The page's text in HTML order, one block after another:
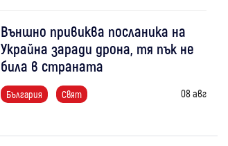
Външно привиква посланика на
Украйна заради дрона, тя пък не
била в страната
България Свят 08 авг